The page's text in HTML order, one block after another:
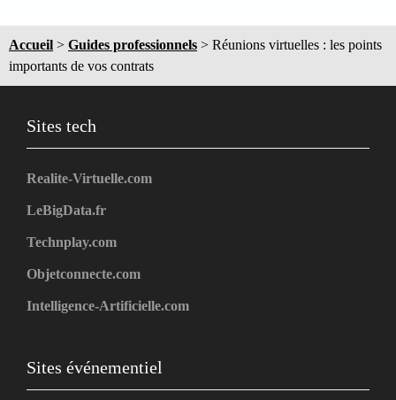
Accueil > Guides professionnels > Réunions virtuelles : les points
importants de vos contrats
Sites tech
Realite-Virtuelle.com
LeBigData.fr
Technplay.com
Objetconnecte.com
Intelligence-Artificielle.com
Sites événementiel